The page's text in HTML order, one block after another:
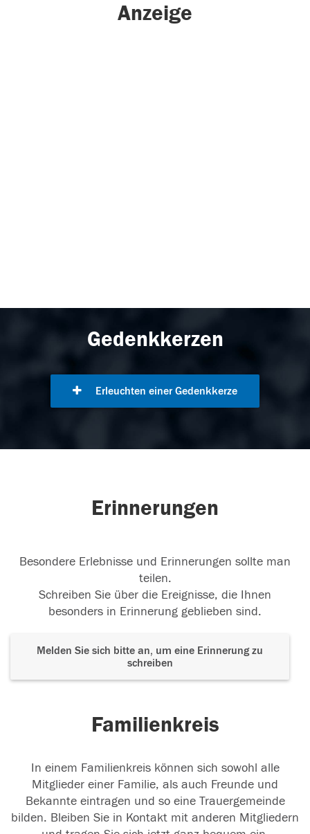
Anzeige
Gedenkkerzen
Erleuchten einer Gedenkkerze
Erinnerungen
Besondere Erlebnisse und Erinnerungen sollte man
teilen.
Schreiben Sie über die Ereignisse, die Ihnen
besonders in Erinnerung geblieben sind.
Melden Sie sich bitte an, um eine Erinnerung zu
schreiben
Familienkreis
In einem Familienkreis können sich sowohl alle
Mitglieder einer Familie, als auch Freunde und
Bekannte eintragen und so eine Trauergemeinde
bilden. Bleiben Sie in Kontakt mit anderen Mitgliedern